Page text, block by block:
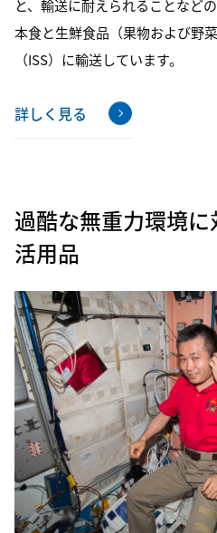
と、輸送に耐えられることなど
本⾷と生鮮食品（果物および野
（ISS）に輸送しています。
詳しく見る
過酷な無重力環境
活用品